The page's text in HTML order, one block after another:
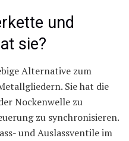
und
sie?
Alternative zum
Sie hat die
Nockenwelle zu
zu synchronisieren.
und Auslassventile im